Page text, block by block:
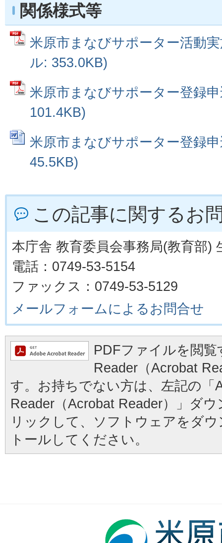
関係様式等
米原市まなびサポーター活動
ル: 353.0KB)
米原市まなびサポーター登録
101.4KB)
米原市まなびサポーター登録
45.5KB)
この記事に関するお
本庁舎 教育委員会事務局(教育部)
電話：0749-53-5154
ファックス：0749-53-5129
メールフォームによるお問合せ
PDFファイルを閲
Reader（Acrobat
す。お持ちでない方は、左記の「
Reader（Acrobat Reader）」ダ
リックして、ソフトウェアをダ
トールしてください。